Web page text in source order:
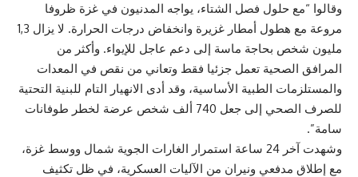
وقالوا “مع حلول فصل الشتاء، يواجه المدنيون في غزة ظروفا
مروعة مع هطول أمطار غزيرة وانخفاض درجات الحرارة. لا يزال 1,3
مليون شخص بحاجة ماسة إلى دعم عاجل للإيواء. وأكثر من
المرافق الصحية تعمل جزئيا فقط وتعاني من نقص في المعدات
والمستلزمات الطبية الأساسية، وقد أدى الانهيار التام للبنية التحتية
للصرف الصحي إلى جعل 740 ألف شخص عرضة لخطر طوفانات
سامة”.
وشهدت آخر 24 ساعة استمرار الغارات الجوية شمال ووسط غزة،
مع إطلاق مدفعي ونيران من الآليات العسكرية، في ظل تكثيف